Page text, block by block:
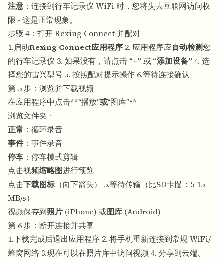
注意 ：连接到行车记录仪 WiFi 时，您将失去互联网访问权
限 - 这是正常现象。
步骤 4：打开 Rexing Connect 并配对
1.启动Rexing Connect应用程序 2. 应用程序应自动检测您
的行车记录仪 3. 如果没有，请点击 “+” 或 “添加设备” 4. 选
择您的雷兴型号 5. 按照配对提示操作 6.等待连接确认
第 5 步：浏览并下载视频
在应用程序中点击**“播放”或“图库”**
浏览文件夹：
正常 ：循环录音
事件：事件录音
停车 ：停车模式剪辑
点击视频缩略图进行预览
点击下载图标 （向下箭头） 5.等待传输（比SD卡慢：5-15
MB/s）
视频保存到照片 (iPhone) 或图库 (Android)
第 6 步：断开连接并共享
1.下载完成后退出应用程序 2. 将手机重新连接到常规 WiFi/
蜂窝网络 3.现在可以在照片库中访问视频 4. 分享到云端、